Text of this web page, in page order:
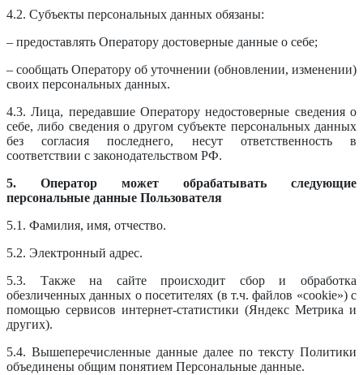
4.2. Субъекты персональных данных обязаны:
– предоставлять Оператору достоверные данные о себе;
– сообщать Оператору об уточнении (обновлении, изменении)
своих персональных данных.
4.3. Лица, передавшие Оператору недостоверные сведения о
себе, либо сведения о другом субъекте персональных данных
без согласия последнего, несут ответственность в
соответствии с законодательством РФ.
5. Оператор может обрабатывать следующие
персональные данные Пользователя
5.1. Фамилия, имя, отчество.
5.2. Электронный адрес.
5.3. Также на сайте происходит сбор и обработка
обезличенных данных о посетителях (в т.ч. файлов «cookie») с
помощью сервисов интернет-статистики (Яндекс Метрика и
других).
5.4. Вышеперечисленные данные далее по тексту Политики
объединены общим понятием Персональные данные.